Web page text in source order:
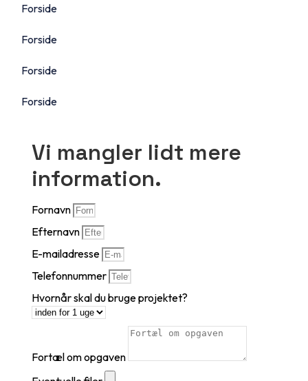
Forside
Forside
Forside
Forside
Vi mangler lidt mere
information.
Fornavn
Efternavn
E-mailadresse
Telefonnummer
Hvornår skal du bruge projektet?
Fortæl om opgaven